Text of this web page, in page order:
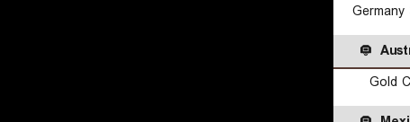
Gold